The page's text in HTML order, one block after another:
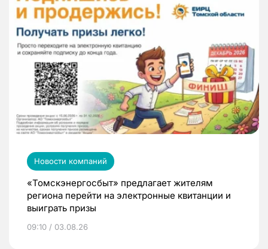
Новости компаний
«Томскэнергосбыт» предлагает жителям
региона перейти на электронные квитанции и
выиграть призы
09:10 / 03.08.26